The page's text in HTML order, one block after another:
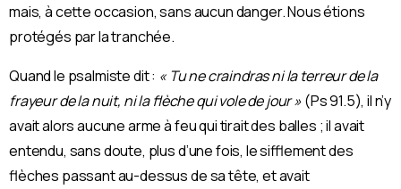
mais, à cette occasion, sans aucun danger. Nous étions
protégés par la tranchée.
Quand le psalmiste dit : « Tu ne craindras ni la terreur de la
frayeur de la nuit, ni la flèche qui vole de jour »(Ps 91.5), il n’y
avait alors aucune arme à feu qui tirait des balles ; il avait
entendu, sans doute, plus d’une fois, le sifflement des
flèches passant au-dessus de sa tête, et avait